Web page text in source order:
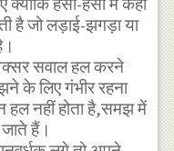
क्योंकि हंसी-हंसी में कही
है जो लड़ाई-झगड़ा या
अक्सर सवाल हल करने
के लिए गंभीर रहना
हल नहीं होता है,समझ में
हैं।